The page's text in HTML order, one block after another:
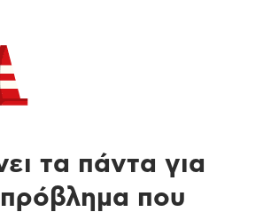
τα πάντα για
που